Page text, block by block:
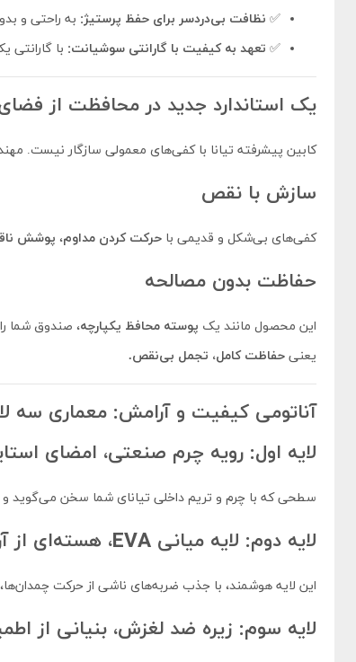
✅ نظافت بی‌دردسر برای حفظ پرستیژ: به راحتی و
✅ تعهد به کیفیت با گارانتی سوشیانت: با گارانتی یک‌ساله و
یک استاندارد جدید در محافظت از
کابین پیشرفته تیانا با کفی‌های معمولی سازگار نیست.
سازش با نقص
کفی‌های بی‌شکل و قدیمی باحرکت کردن مداوم، پوشش
حفاظت بدون مصالحه
این محصول مانند یک پوسته محافظ یکپارچه، صندوق شما
یعنیحفاظت کامل، تجمل بی‌نقص.
آناتومی کیفیت و آرامش: معماری سه
لایه اول: رویه چرم صنعتی، امضای
سطحی که با چرم و تریم داخلی تیانای شما سخن می‌گوید
لایه دوم: لایه میانی EVA، هسته‌ای از آرامش
این لایه هوشمند، با جذب ضربه‌های ناشی از حرکت
لایه سوم: زیره ضد لغزش، بنیانی از